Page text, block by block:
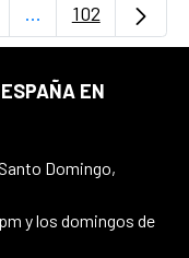
TAB para
...PáginasPágina
102
EN
Domingo,
y los domingos de